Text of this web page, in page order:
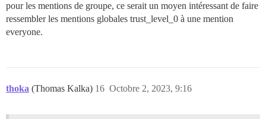
pour les mentions de groupe, ce serait un moyen intéressant de faire
ressembler les mentions globales trust_level_0 à une mention
everyone.
thoka (Thomas Kalka) Octobre 2, 2023, 9:16
16